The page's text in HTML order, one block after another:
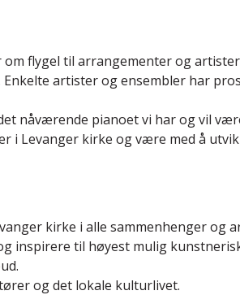
flygel til arrangementer og
artister og ensembler har
nåværende pianoet vi har og vil
i Levanger kirke og være med å
kirke i alle sammenhenger og
inspirere til høyest mulig
og det lokale kulturlivet.